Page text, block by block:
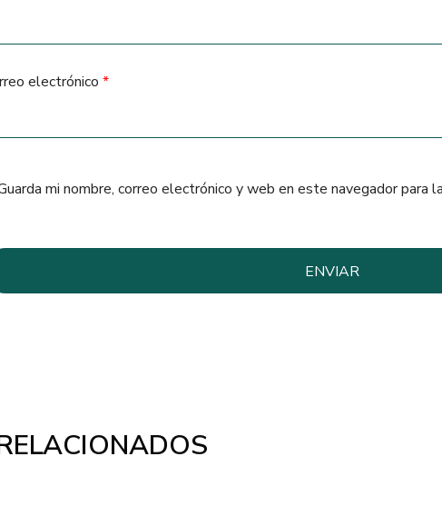
electrónico *
mi nombre, correo electrónico y web en este navegador para